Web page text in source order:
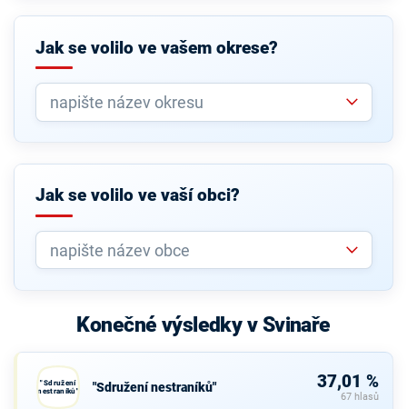
Jak se volilo ve vašem okrese?
Jak se volilo ve vaší obci?
Konečné výsledky v Svinaře
"Sdružení
nestraníků"
"Sdružení nestraníků" 37,01 %
67 hlasů